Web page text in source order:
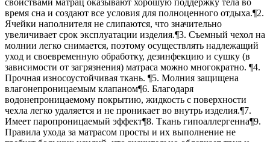
свойствами матрац оказывают хорошую поддержку тела во
время сна и создают все условия для полноценного отдыха.¶2.
Ячейки наполнителя не слипаются, что значительно
увеличивает срок эксплуатации изделия.¶3. Съемный чехол на
молнии легко снимается, поэтому осуществлять надлежащий
уход и своевременную обработку, дезинфекцию и сушку (в
зависимости от загрязнения) матраса можно многократно. ¶4.
Прочная износоустойчивая ткань. ¶5. Молния защищена
влагонепроницаемым клапаном¶6. Благодаря
водонепроницаемому покрытию, жидкость с поверхности
чехла легко удаляется и не проникает во внутрь изделия.¶7.
Имеет паропроницаемый эффект¶8. Ткань гипоаллергенна¶9.
Правила ухода за матрасом просты и их выполнение не